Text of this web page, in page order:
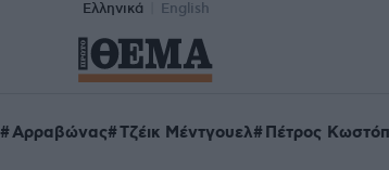
Ελληνικά English
Αρραβώνας Τζέικ Μέντγουελ Πέτρος